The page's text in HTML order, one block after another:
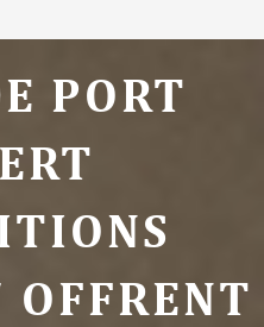
PORT
OFFRENT